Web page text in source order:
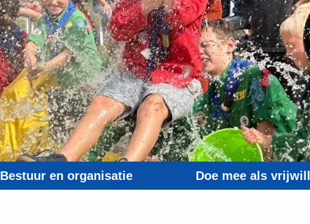
Bestuur en organisatie Doe mee als